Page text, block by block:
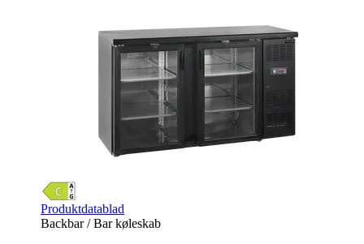
Produktdatablad
Backbar / Bar køleskab